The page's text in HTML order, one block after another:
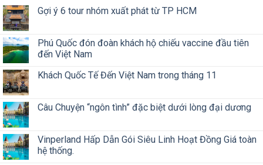
Gợi ý 6 tour nhóm xuất phát từ TP HCM
Phú Quốc đón đoàn khách hộ chiếu vaccine đầu tiên
đến Việt Nam
Khách Quốc Tế Đến Việt Nam trong tháng 11
Câu Chuyện “ngôn tình” đặc biệt dưới lòng đại dương
Vinperland Hấp Dẫn Gói Siêu Linh Hoạt Đồng Giá toàn
hệ thống.